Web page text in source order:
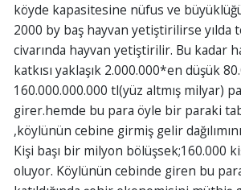
köyde kapasitesine nüfus ve
2000 by baş hayvan yetiştirilirse yılda
civarında hayvan yetiştirilir. Bu kadar
katkısı yaklaşık 2.000.000*en düşük
160.000.000.000 tl(yüz altmış milyar)
girer.hemde bu para öyle bir paraki
,köylünün cebine girmiş gelir
Kişi başı bir milyon bölüşsek;160.000
oluyor. Köylünün cebinde giren bu